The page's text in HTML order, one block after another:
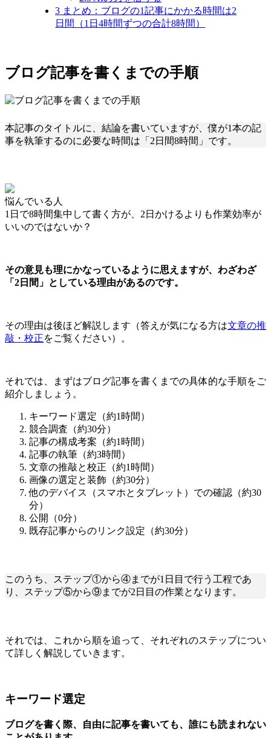
3 まとめ：ブログの1記事にかかる時間は2
日間（1日4時間ずつの合計8時間）
ブログ記事を書くまでの手順
本記事のタイトルに、結論を書いていますが、僕が1本の記
事を執筆するのに必要な時間は「2日間8時間」です。
悩んでいる人
1日で8時間集中して書く方が、2日かけるよりも作業効率が
いいのではないか？
その意見も理にかなっているように思えますが、わざわざ
「2日間」としている理由があるのです。
その理由は後ほど解説します（答えが気になる方は文章の推
敲・校正をご覧ください）。
それでは、まずはブログ記事を書くまでの具体的な手順をご
紹介しましょう。
キーワード選定（約1時間）
競合調査（約30分）
記事の構成考案（約1時間）
記事の執筆（約3時間）
文章の推敲と校正（約1時間）
画像の選定と装飾（約30分）
他のデバイス（スマホとタブレット）での確認（約30
分）
公開（0分）
既存記事からのリンク設定（約30分）
このうち、ステップ①から④までが1日目で行う工程であ
り、ステップ⑤から⑨までが2日目の作業となります。
それでは、これから順を追って、それぞれのステップについ
て詳しく解説していきます。
キーワード選定
ブログを書く際、自由に記事を書いても、誰にも読まれない